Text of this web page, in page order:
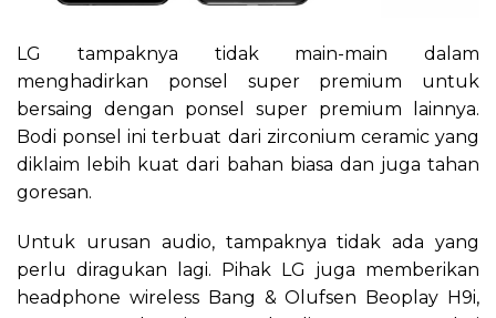
LG tampaknya tidak main-main dalam
menghadirkan ponsel super premium untuk
bersaing dengan ponsel super premium lainnya.
Bodi ponsel ini terbuat dari zirconium ceramic yang
diklaim lebih kuat dari bahan biasa dan juga tahan
goresan.
Untuk urusan audio, tampaknya tidak ada yang
perlu diragukan lagi. Pihak LG juga memberikan
headphone wireless Bang & Olufsen Beoplay H9i,